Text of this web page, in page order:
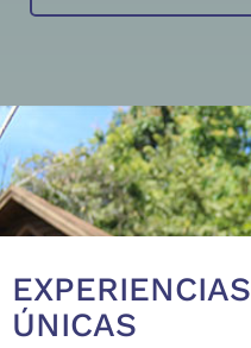
EXPERIENCIAS
ÚNICAS